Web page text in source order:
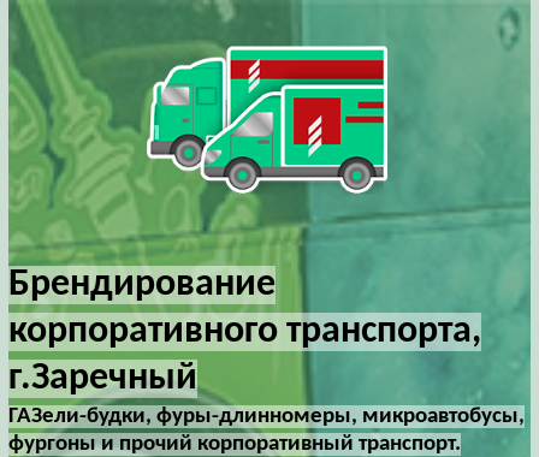
Брендирование
корпоративного транспорта,
г.Заречный
ГАЗели-будки, фуры-длинномеры, микроавтобусы,
фургоны и прочий корпоративный транспорт.